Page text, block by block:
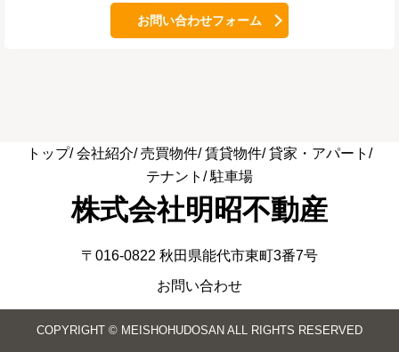
お問い合わせフォーム
トップ 会社紹介 売買物件 賃貸物件 貸家・アパート
テナント
駐車場
株式会社明昭不動産
〒016-0822 秋田県能代市東町3番7号
お問い合わせ
COPYRIGHT © MEISHOHUDOSAN ALL RIGHTS RESERVED